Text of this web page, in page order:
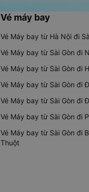
Vé máy bay
Vé Máy bay từ Hà Nội đi
Vé Máy bay từ Sài Gòn đi
Vé Máy bay từ Sài Gòn đi
Vé Máy bay từ Sài Gòn đi
Vé Máy bay từ Sài Gòn đi
Vé Máy bay từ Sài Gòn đi
Vé Máy bay từ Sài Gòn đi
Thuột